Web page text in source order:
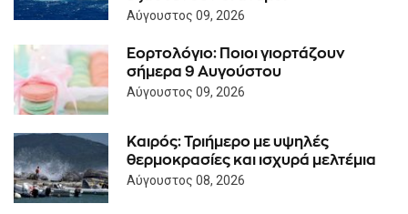
Αύγουστος 09, 2026
Εορτολόγιο: Ποιοι γιορτάζουν
σήμερα 9 Αυγούστου
Αύγουστος 09, 2026
Καιρός: Τριήμερο με υψηλές
θερμοκρασίες και ισχυρά μελτέμια
Αύγουστος 08, 2026